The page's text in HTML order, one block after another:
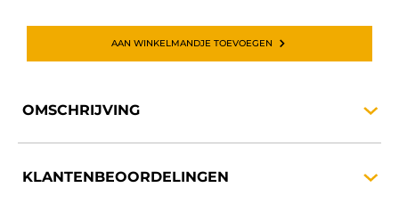
AAN WINKELMANDJE TOEVOEGEN
OMSCHRIJVING
KLANTENBEOORDELINGEN